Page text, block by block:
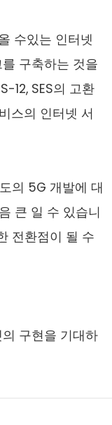
수있는 인터넷
구축하는 것을
12, SES의 고환
스의 인터넷 서
의 5G 개발에 대
큰 일 수 있습니
전환점이 될 수
구현을 기대하